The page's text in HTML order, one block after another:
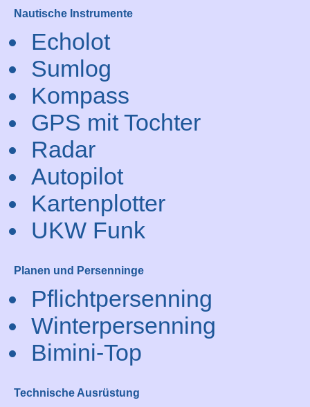
Nautische Instrumente
Echolot
Sumlog
Kompass
GPS mit Tochter
Radar
Autopilot
Kartenplotter
UKW Funk
Planen und Persenninge
Pflichtpersenning
Winterpersenning
Bimini-Top
Technische Ausrüstung